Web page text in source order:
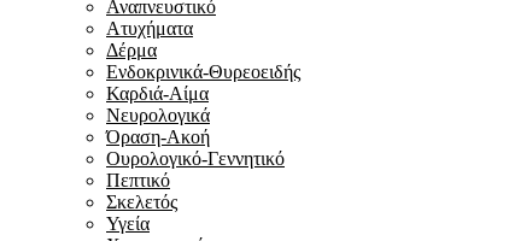
Αναπνευστικό
Ατυχήματα
Δέρμα
Ενδοκρινικά-Θυρεοειδής
Καρδιά-Αίμα
Νευρολογικά
Όραση-Ακοή
Ουρολογικό-Γεννητικό
Πεπτικό
Σκελετός
Υγεία